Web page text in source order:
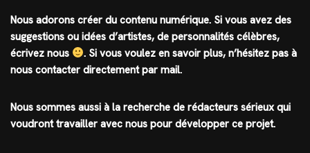
Nous adorons créer du contenu numérique. Si vous avez des
suggestions ou idées d’artistes, de personnalités célèbres,
écrivez nous
. Si vous voulez en savoir plus, n’hésitez pas à
nous contacter directement par mail.
Nous sommes aussi à la recherche de rédacteurs sérieux qui
voudront travailler avec nous pour développer ce projet.